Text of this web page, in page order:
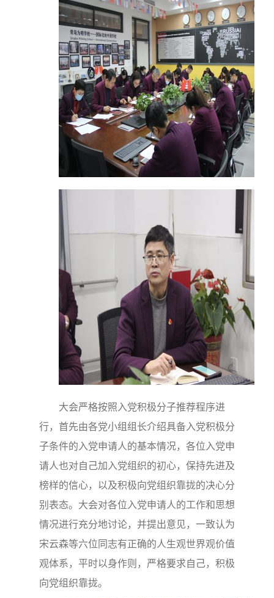
大会严格按照入党积极分子推荐程序进
行，首先由各党小组组长介绍具备入党积极分
子条件的入党申请人的基本情况，各位入党申
请人也对自己加入党组织的初心，保持先进及
榜样的信心，以及积极向党组织靠拢的决心分
别表态。大会对各位入党申请人的工作和思想
情况进行充分地讨论，并提出意见，一致认为
宋云森等六位同志有正确的人生观世界观价值
观体系，平时以身作则，严格要求自己，积极
向党组织靠拢。